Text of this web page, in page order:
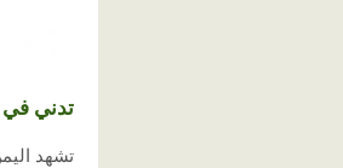
تدني في
تشهد